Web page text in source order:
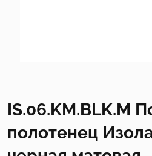
IS.06.KM.BLK.M
полотенец